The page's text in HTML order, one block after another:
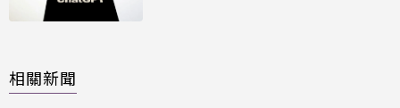
相關新聞